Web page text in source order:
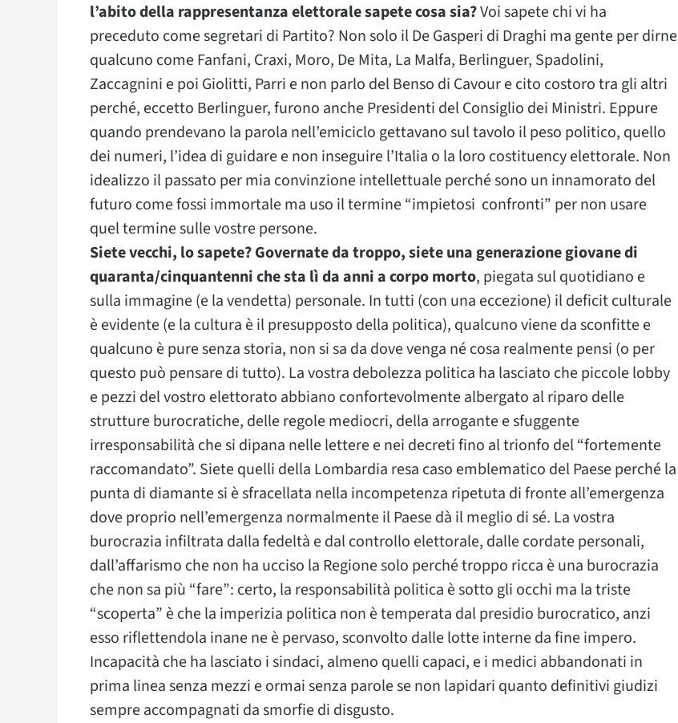
l’abito della rappresentanza elettorale sapete cosa sia?Voi sapete chi vi ha
preceduto come segretari di Partito? Non solo il De Gasperi di Draghi ma gente per dirne
qualcuno come Fanfani, Craxi, Moro, De Mita, La Malfa, Berlinguer, Spadolini,
Zaccagnini e poi Giolitti, Parri e non parlo del Benso di Cavour e cito costoro tra gli altri
perché, eccetto Berlinguer, furono anche Presidenti del Consiglio dei Ministri. Eppure
quando prendevano la parola nell’emiciclo gettavano sul tavolo il peso politico, quello
dei numeri, l’idea di guidare e non inseguire l’Italia o la loro costituency elettorale. Non
idealizzo il passato per mia convinzione intellettuale perché sono un innamorato del
futuro come fossi immortale ma uso il termine “impietosi confronti” per non usare
quel termine sulle vostre persone.
Siete vecchi, lo sapete? Governate da troppo, siete una generazione giovane di
quaranta/cinquantenni che sta lì da anni a corpo morto, piegata sul quotidiano e
sulla immagine (e la vendetta) personale. In tutti (con una eccezione) il deficit culturale
è evidente (e la cultura è il presupposto della politica), qualcuno viene da sconfitte e
qualcuno è pure senza storia, non si sa da dove venga né cosa realmente pensi (o per
questo può pensare di tutto). La vostra debolezza politica ha lasciato che piccole lobby
e pezzi del vostro elettorato abbiano confortevolmente albergato al riparo delle
strutture burocratiche, delle regole mediocri, della arrogante e sfuggente
irresponsabilità che si dipana nelle lettere e nei decreti fino al trionfo del “fortemente
raccomandato”. Siete quelli della Lombardia resa caso emblematico del Paese perché la
punta di diamante si è sfracellata nella incompetenza ripetuta di fronte all’emergenza
dove proprio nell’emergenza normalmente il Paese dà il meglio di sé. La vostra
burocrazia infiltrata dalla fedeltà e dal controllo elettorale, dalle cordate personali,
dall’affarismo che non ha ucciso la Regione solo perché troppo ricca è una burocrazia
che non sa più “fare”: certo, la responsabilità politica è sotto gli occhi ma la triste
“scoperta” è che la imperizia politica non è temperata dal presidio burocratico, anzi
esso riflettendola inane ne è pervaso, sconvolto dalle lotte interne da fine impero.
Incapacità che ha lasciato i sindaci, almeno quelli capaci, e i medici abbandonati in
prima linea senza mezzi e ormai senza parole se non lapidari quanto definitivi giudizi
sempre accompagnati da smorfie di disgusto.